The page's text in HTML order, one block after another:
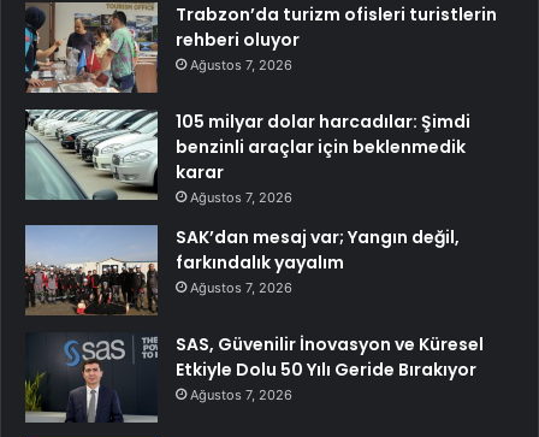
Trabzon’da turizm ofisleri turistlerin
rehberi oluyor
Ağustos 7, 2026
105 milyar dolar harcadılar: Şimdi
benzinli araçlar için beklenmedik
karar
Ağustos 7, 2026
SAK’dan mesaj var; Yangın değil,
farkındalık yayalım
Ağustos 7, 2026
SAS, Güvenilir İnovasyon ve Küresel
Etkiyle Dolu 50 Yılı Geride Bırakıyor
Ağustos 7, 2026